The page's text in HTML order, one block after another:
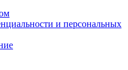
и персональных